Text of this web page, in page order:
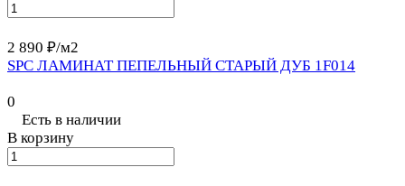
2 890 ₽/м2
SPC ЛАМИНАТ ПЕПЕЛЬНЫЙ СТАРЫЙ ДУБ 1F014
0
Есть в наличии
В корзину